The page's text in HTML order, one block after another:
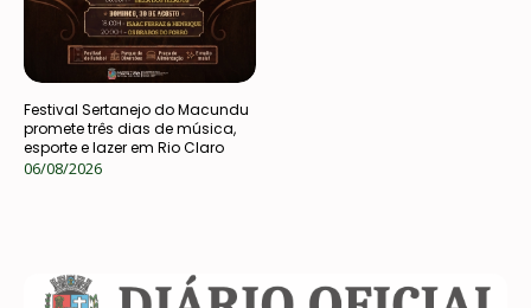
Festival Sertanejo do Macundu
promete três dias de música,
esporte e lazer em Rio Claro
06/08/2026